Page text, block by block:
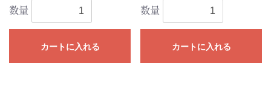
数量
カートに入れる
数量
カートに入れる